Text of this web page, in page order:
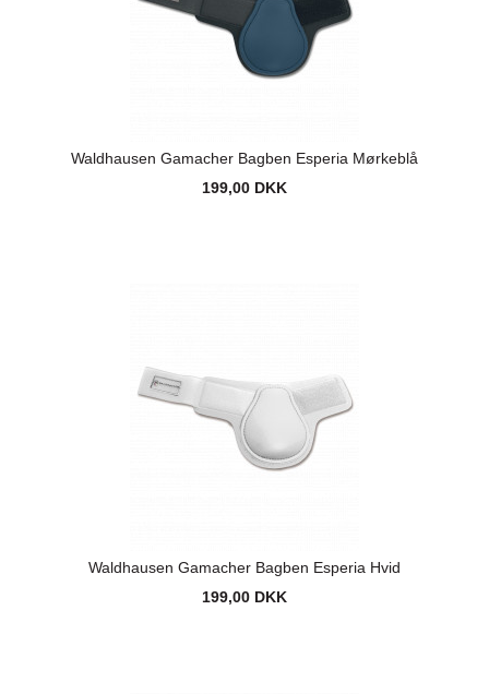
Waldhausen Gamacher Bagben Esperia Mørkeblå
199,00 DKK
Waldhausen Gamacher Bagben Esperia Hvid
199,00 DKK